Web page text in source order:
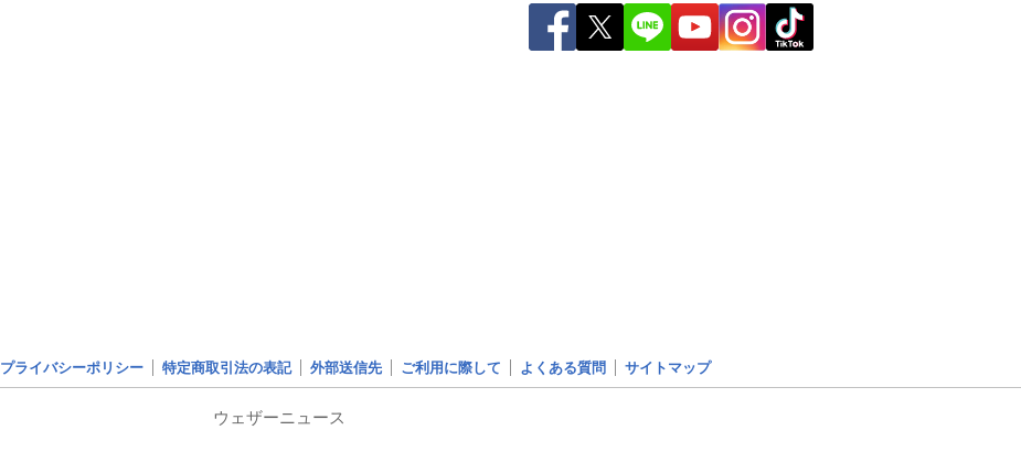
プライバシーポリシー 特定商取引法の表記 外部送信先 ご利用に際して よくある質問 サイトマップ
ウェザーニュース